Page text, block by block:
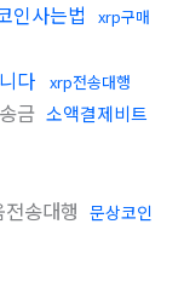
인사는법 xrp구매
다 xrp전송대행
금 소액결제비트
송대행 문상코인